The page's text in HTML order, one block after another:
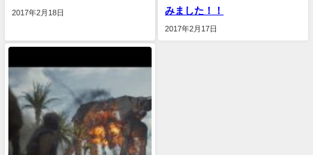
2017年2月18日 みました！！
2017年2月17日